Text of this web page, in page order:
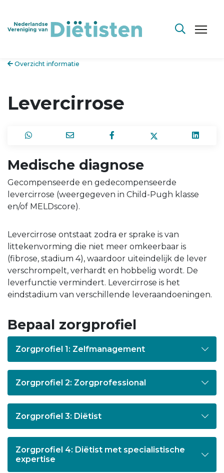
Overzicht informatie
Levercirrose
Medische diagnose
Gecompenseerde en gedecompenseerde
levercirrose (weergegeven in Child-Pugh klasse
en/of MELDscore).
Levercirrose ontstaat zodra er sprake is van
littekenvorming die niet meer omkeerbaar is
(fibrose, stadium 4), waardoor uiteindelijk de lever
verschrompelt, verhardt en hobbelig wordt. De
leverfunctie vermindert. Levercirrose is het
eindstadium van verschillende leveraandoeningen.
Bepaal zorgprofiel
Zorgprofiel 1: Zelfmanagement
Zorgprofiel 2: Zorgprofessional
Zorgprofiel 3: Diëtist
Zorgprofiel 4: Diëtist met specialistische
expertise